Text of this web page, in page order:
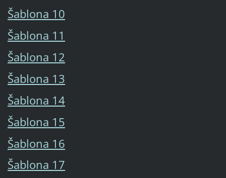
Šablona 10
Šablona 11
Šablona 12
Šablona 13
Šablona 14
Šablona 15
Šablona 16
Šablona 17